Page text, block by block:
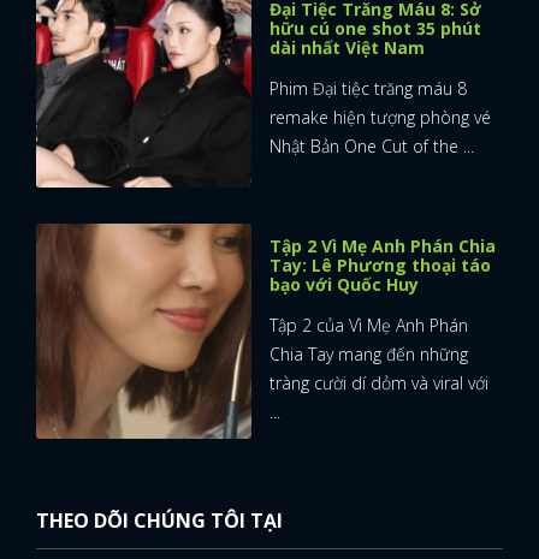
FACEBOOK GOOGLE
Đại Tiệc Trăng Máu 8: Sở
hữu cú one shot 35 phút
dài nhất Việt Nam
Phim Đại tiệc trăng máu 8
remake hiện tượng phòng vé
Nhật Bản One Cut of the ...
Tập 2 Vì Mẹ Anh Phán Chia
Tay: Lê Phương thoại táo
bạo với Quốc Huy
Tập 2 của Vì Mẹ Anh Phán
Chia Tay mang đến những
tràng cười dí dỏm và viral với
...
THEO DÕI CHÚNG TÔI TẠI